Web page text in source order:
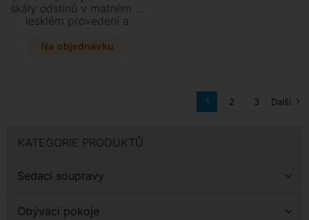
KATEGORIE PRODUKTŮ
Sedací soupravy
Obývací pokoje
škály odstínů v matném či
lesklém provedení a
pro svůj odpočinek.
Na objednávku
1 2 3 Další